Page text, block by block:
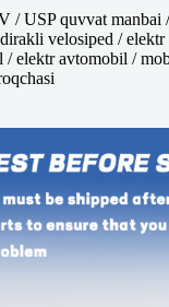
/ USP quvvat manbai
velosiped /
/ elektr avtomobil /